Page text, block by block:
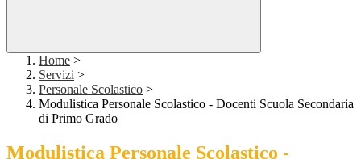
Home >
Servizi >
Personale Scolastico >
Modulistica Personale Scolastico - Docenti Scuola Secondaria
di Primo Grado
Modulistica Personale Scolastico -